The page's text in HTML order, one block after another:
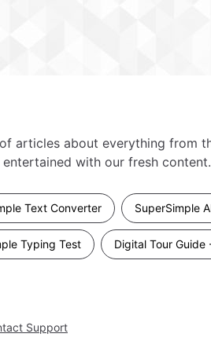
articles about everything from
with our fresh content.
Text Converter SuperSimple
Typing Test Digital Tour Guide
Support